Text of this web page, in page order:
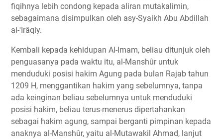
fiqihnya lebih condong kepada aliran mutakalimin,
sebagaimana disimpulkan oleh asy-Syaikh Abu Abdillah
al-'Irâqiy.
Kembali kepada kehidupan Al-Imam, beliau ditunjuk oleh
penguasanya pada waktu itu, al-Manshûr untuk
menduduki posisi hakim Agung pada bulan Rajab tahun
1209 H, menggantikan hakim yang sebelumnya, tanpa
ada keinginan beliau sebelumnya untuk menduduki
posisi hakim, beliau terus-menerus dipertahankan
sebagai hakim agung, sampai berganti pimpinan kepada
anaknya al-Manshûr, yaitu al-Mutawakil Ahmad, lanjut